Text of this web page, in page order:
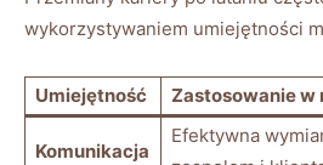
wykorzystywaniem umiejętności
Umiejętność Zastosowanie w‍
Komunikacja
Efektywna